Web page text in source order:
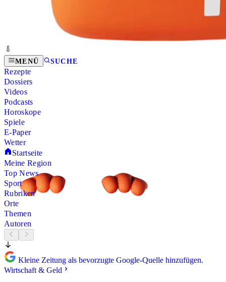
MENÜ SUCHE
Rezepte
Dossiers
Videos
Podcasts
Horoskope
Spiele
E-Paper
Wetter
Startseite
Meine Region
Top News
Sport
Rubriken
Orte
Themen
Autoren
Kleine Zeitung als bevorzugte Google-Quelle hinzufügen.
Wirtschaft & Geld